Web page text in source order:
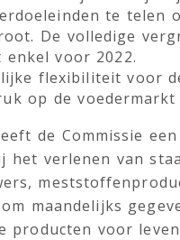
te telen
De volledige
enkel voor 2022.
flexibiliteit voor
op de voedermarkt
de Commissie
het verlenen van
maandelijks
producten voor